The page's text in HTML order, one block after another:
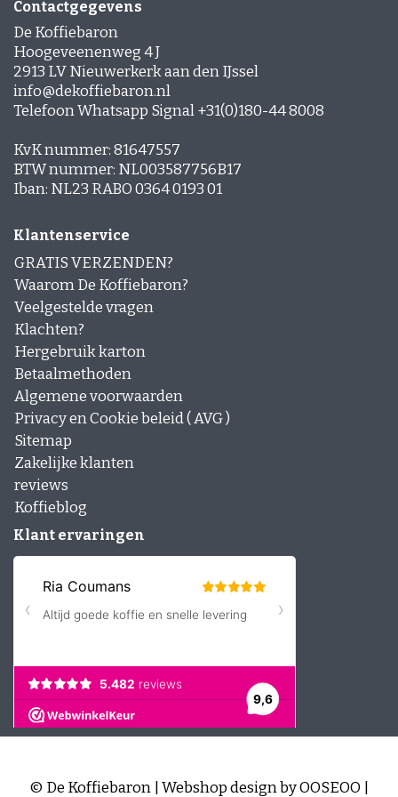
Espresso-rub
Peppermint Mocha
Gingerbread Latte
Cinnamon Latte
Laagjes Koffie
Nagerechten en gebak met Koffie
Contactgegevens
De Koffiebaron
Hoogeveenenweg 4 J
2913 LV Nieuwerkerk aan den IJssel
info@dekoffiebaron.nl
Telefoon Whatsapp Signal +31(0)180-44 8008
KvK nummer: 81647557
BTW nummer: NL003587756B17
Iban: NL23 RABO 0364 0193 01
Klantenservice
GRATIS VERZENDEN?
Waarom De Koffiebaron?
Veelgestelde vragen
Klachten?
Hergebruik karton
Betaalmethoden
Algemene voorwaarden
Privacy en Cookie beleid ( AVG )
Sitemap
Zakelijke klanten
reviews
Koffieblog
Klant ervaringen
© De Koffiebaron | Webshop design byOOSEOO